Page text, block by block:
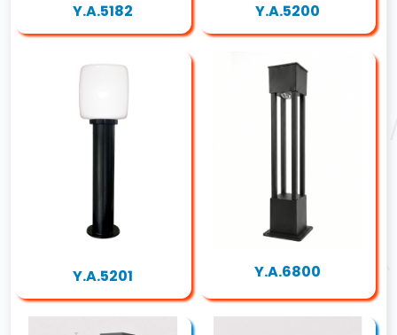
Y.A.5182 Y.A.5200
Y.A.5201 Y.A.6800